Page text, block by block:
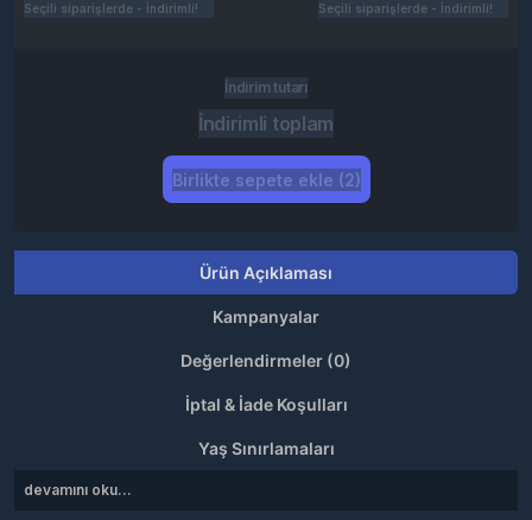
Seçili siparişlerde - İndirimli! Seçili siparişlerde - İndirimli!
İndirim tutarı
İndirimli toplam
Birlikte sepete ekle (2)
Ürün Açıklaması
Kampanyalar
Değerlendirmeler (0)
İptal & İade Koşulları
Yaş Sınırlamaları
devamını oku...